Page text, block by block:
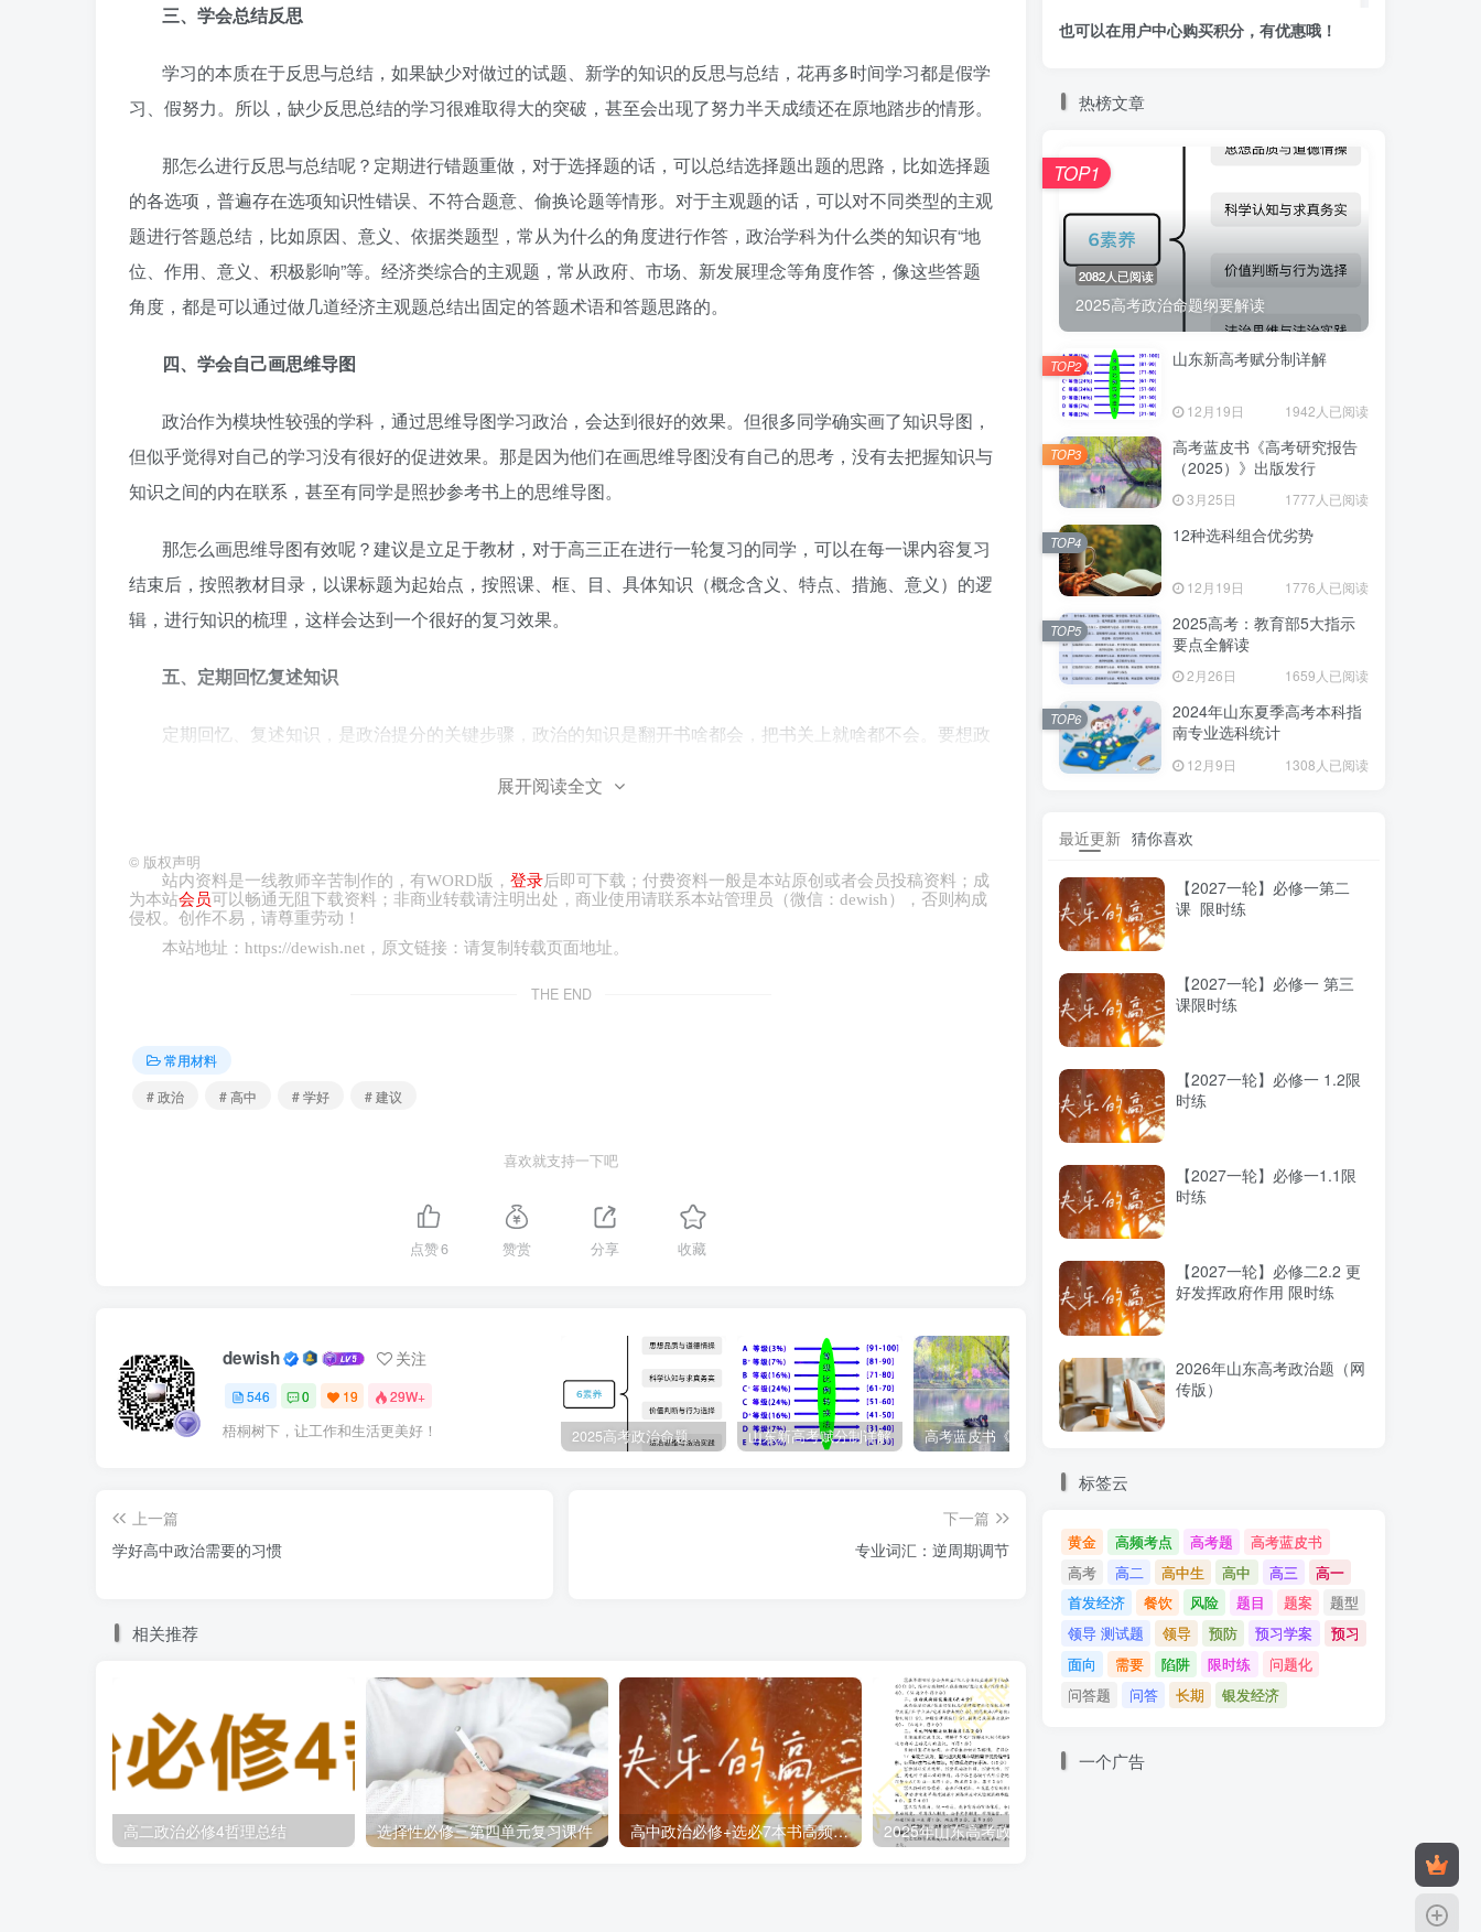
三、学会总结反思
学习的本质在于反思与总结，如果缺少对做过的试题、新学的知识的反思与总结，花再多时间学习都是假学
习、假努力。所以，缺少反思总结的学习很难取得大的突破，甚至会出现了努力半天成绩还在原地踏步的情形。
那怎么进行反思与总结呢？定期进行错题重做，对于选择题的话，可以总结选择题出题的思路，比如选择题
的各选项，普遍存在选项知识性错误、不符合题意、偷换论题等情形。对于主观题的话，可以对不同类型的主观
题进行答题总结，比如原因、意义、依据类题型，常从为什么的角度进行作答，政治学科为什么类的知识有“地
位、作用、意义、积极影响”等。经济类综合的主观题，常从政府、市场、新发展理念等角度作答，像这些答题
角度，都是可以通过做几道经济主观题总结出固定的答题术语和答题思路的。
四、学会自己画思维导图
政治作为模块性较强的学科，通过思维导图学习政治，会达到很好的效果。但很多同学确实画了知识导图，
但似乎觉得对自己的学习没有很好的促进效果。那是因为他们在画思维导图没有自己的思考，没有去把握知识与
知识之间的内在联系，甚至有同学是照抄参考书上的思维导图。
那怎么画思维导图有效呢？建议是立足于教材，对于高三正在进行一轮复习的同学，可以在每一课内容复习
结束后，按照教材目录，以课标题为起始点，按照课、框、目、具体知识（概念含义、特点、措施、意义）的逻
辑，进行知识的梳理，这样会达到一个很好的复习效果。
五、定期回忆复述知识
定期回忆、复述知识，是政治提分的关键步骤，政治的知识是翻开书啥都会，把书关上就啥都不会。要想政
的把书读薄，读进脑。那要怎么做到这一点呢，建议将教材的内容按照目录的顺序，列出每一课每一框的知识的
翻开书看一遍。通过这样进行定期复习回忆几轮，基本能形成扎实的基础。
原文选自高三政治教学网
展开阅读全文
© 版权声明
站内资料是一线教师辛苦制作的，有WORD版， 登录后即可下载；付费资料一般是本站原创或者会员投稿资料；成
为本站会员可以畅通无阻下载资料；非商业转载请注明出处，商业使用请联系本站管理员（微信： dewish ），否则构成
侵权。创作不易，请尊重劳动！
本站地址： https://dewish.net ，原文链接：请复制转载页面地址。
THE END
常用材料
# 政治
# 高中 # 学好 # 建议
喜欢就支持一下吧
点赞6 赞赏 分享 收藏
dewish 关注
546 0 19 29W+
梧桐树下，让工作和生活更美好！ 2025高考政治命题纲要解读 山东新高考赋分制详解 高考蓝皮书《高考研究报告（2025）》出版发行 12种选科组合优劣势
上一篇
学好高中政治需要的习惯
下一篇
专业词汇：逆周期调节
相关推荐
高二政治必修4哲理总结 选择性必修三第四单元复习课件 高中政治必修+选必7本书高频考点100问答 2025年山东高考政治评分细则
也可以在用户中心购买积分，有优惠哦！
热榜文章
2082人已阅读
2025高考政治命题纲要解读
TOP1
山东新高考赋分制详解
12月19日 1942人已阅读
TOP2
高考蓝皮书《高考研究报告
（2025）》出版发行
3月25日 1777人已阅读
TOP3
12种选科组合优劣势
12月19日 1776人已阅读
TOP4
2025高考：教育部5大指示
要点全解读
2月26日 1659人已阅读
TOP5
2024年山东夏季高考本科指
南专业选科统计
12月9日 1308人已阅读
TOP6
最近更新 猜你喜欢
【2027一轮】必修一第二
课 限时练
【2027一轮】必修一 第三
课限时练
【2027一轮】必修一 1.2限
时练
【2027一轮】必修一1.1限
时练
【2027一轮】必修二2.2 更
好发挥政府作用 限时练
2026年山东高考政治题（网
传版）
标签云
黄金 高频考点 高考题
高考蓝皮书
高考
高二 高中生 高中 高三
高一
首发经济
餐饮 风险 题目 题案
题型
领导 测试题
领导 预防 预习学案
预习
面向
需要 陷阱 限时练
问题化
问答题
问答 长期 银发经济
一个广告